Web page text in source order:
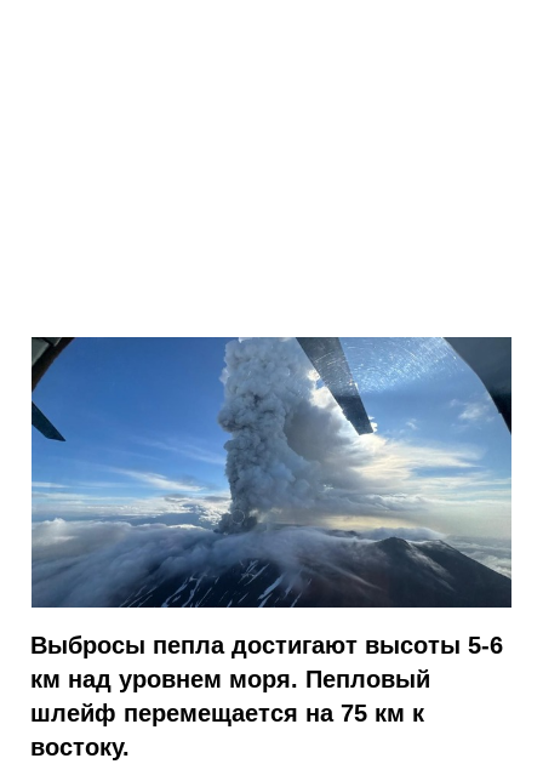
Выбросы пепла достигают высоты 5-6
км над уровнем моря. Пепловый
шлейф перемещается на 75 км к
востоку.